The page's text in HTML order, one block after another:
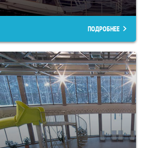
ПОДРОБНЕЕ